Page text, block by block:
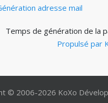
adresse mail
Temps de génération de la
Propulsé par
© 2006-2026 KoXo